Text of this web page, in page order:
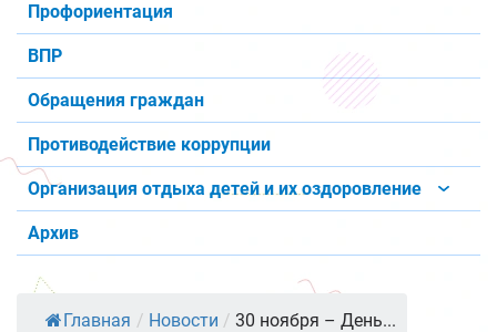
Профориентация
ВПР
Обращения граждан
Противодействие коррупции
Организация отдыха детей и их оздоровление
Архив
Главная / Новости / 30 ноября – День...